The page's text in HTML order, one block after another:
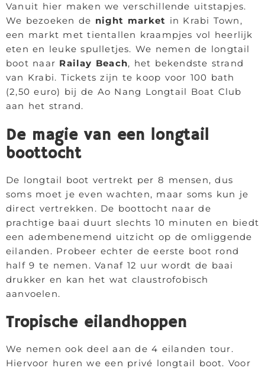
Vanuit hier maken we verschillende uitstapjes.
We bezoeken de night market in Krabi Town,
een markt met tientallen kraampjes vol heerlijk
eten en leuke spulletjes. We nemen de longtail
boot naar Railay Beach, het bekendste strand
van Krabi. Tickets zijn te koop voor 100 bath
(2,50 euro) bij de Ao Nang Longtail Boat Club
aan het strand.
De magie van een longtail
boottocht
De longtail boot vertrekt per 8 mensen, dus
soms moet je even wachten, maar soms kun je
direct vertrekken. De boottocht naar de
prachtige baai duurt slechts 10 minuten en biedt
een adembenemend uitzicht op de omliggende
eilanden. Probeer echter de eerste boot rond
half 9 te nemen. Vanaf 12 uur wordt de baai
drukker en kan het wat claustrofobisch
aanvoelen.
Tropische eilandhoppen
We nemen ook deel aan de 4 eilanden tour.
Hiervoor huren we een privé longtail boot. Voor